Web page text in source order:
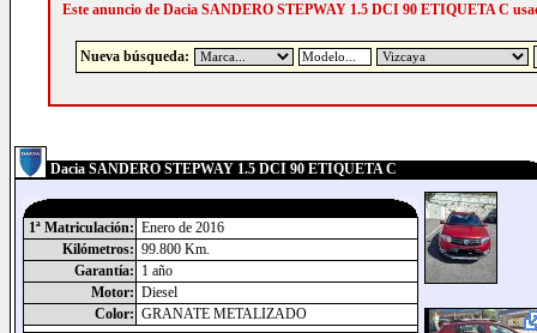
Este anuncio de Dacia SANDERO STEPWAY 1.5 DCI 90 ETIQUETA C
Nueva búsqueda:
Dacia SANDERO STEPWAY 1.5 DCI 90 ETIQUETA C
1ª Matriculación: Enero de 2016
Kilómetros: 99.800 Km.
Garantía: 1 año
Motor: Diesel
Color: GRANATE METALIZADO